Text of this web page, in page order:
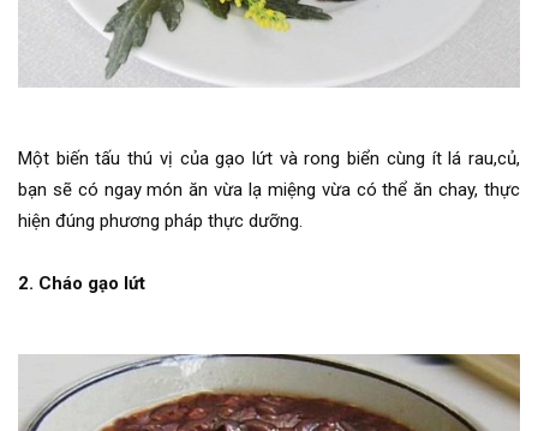
Một biến tấu thú vị của gạo lứt và rong biển cùng ít lá rau,củ,
bạn sẽ có ngay món ăn vừa lạ miệng vừa có thể ăn chay, thực
hiện đúng phương pháp thực dưỡng.
2. Cháo gạo lứt